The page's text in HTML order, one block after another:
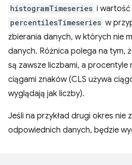
histogramTimeseries i wartość
percentilesTimeseries w
zbierania danych, w których nie
danych. Różnica polega na tym,
są zawsze liczbami, a procentyle
ciągami znaków (CLS używa
wyglądają jak liczby).
Jeśli na przykład drugi okres nie
odpowiednich danych, będzie